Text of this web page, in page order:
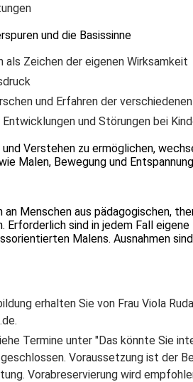
und die Basissinne
als Zeichen der eigenen Wirksamkeit
und Erfahren der
und Störungen bei
Verstehen zu ermöglichen,
Malen, Bewegung und
Menschen aus pädagogischen,
sind in jedem Fall
Malens. Ausnahmen
erhalten Sie von Frau Viola
.
Termine unter "Das könnte Sie
Voraussetzung ist der
Vorabreservierung wird